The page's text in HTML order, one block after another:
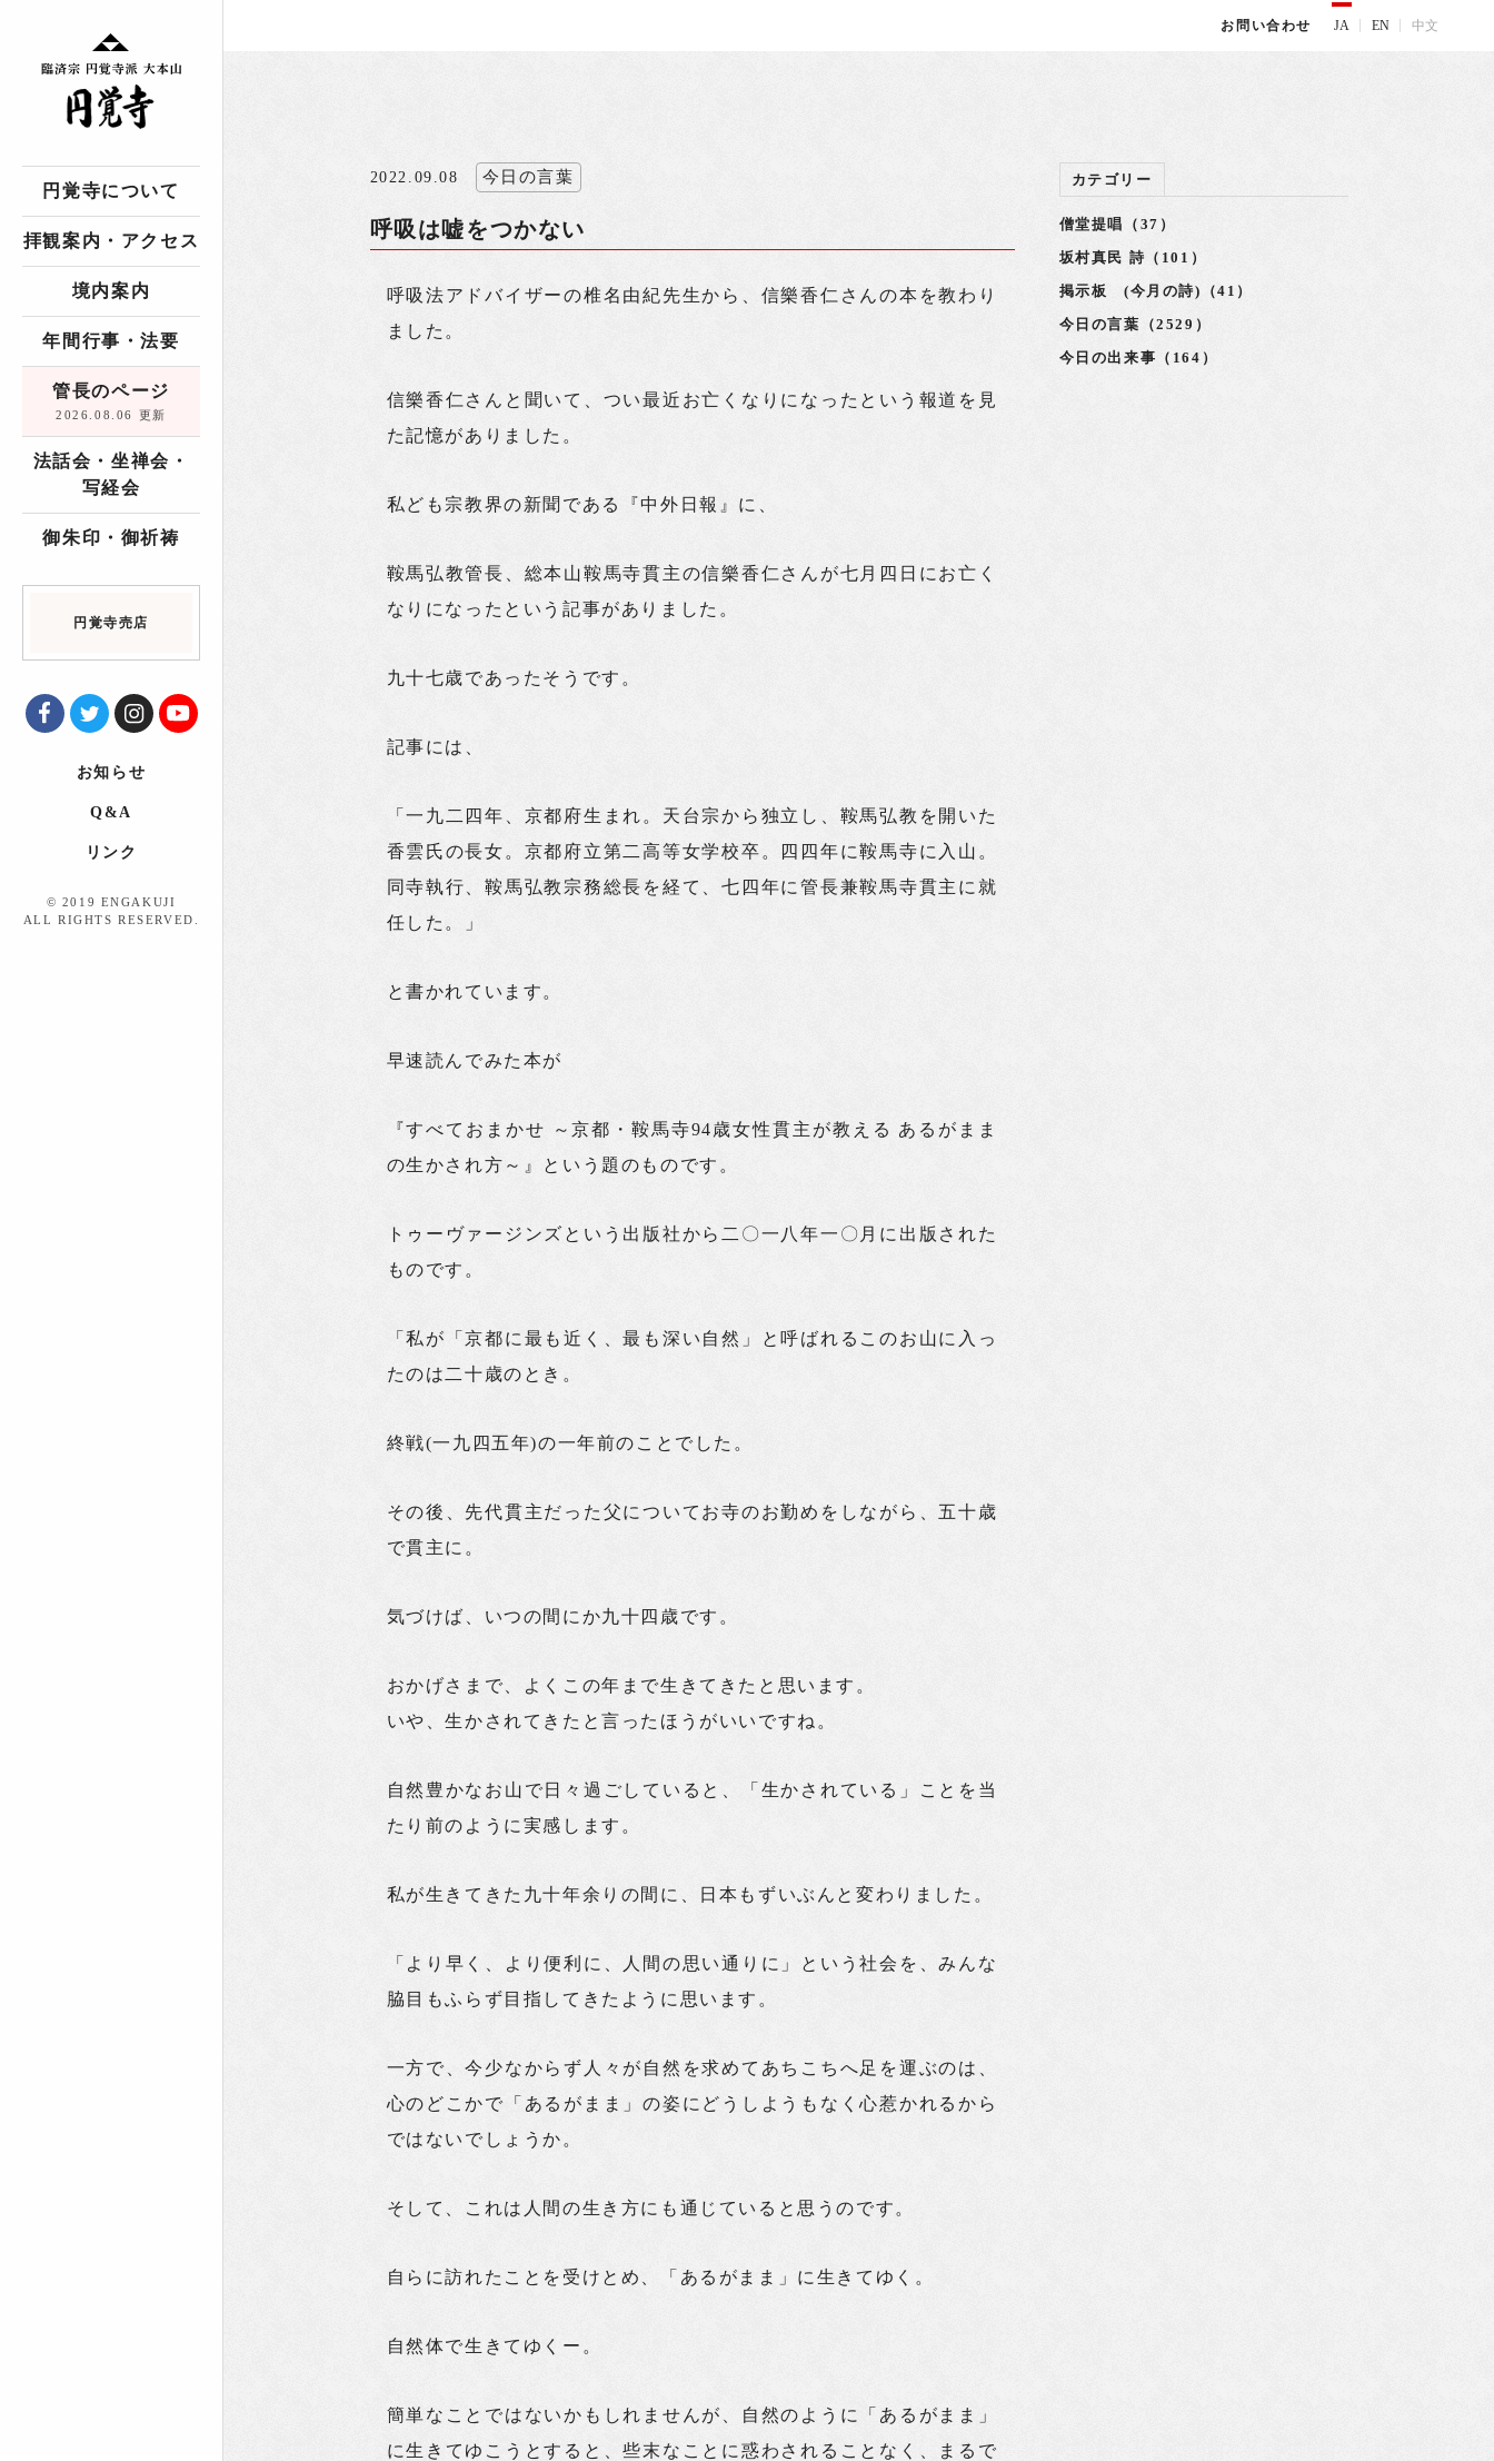
円覚寺について
拝観案内・アクセス
境内案内
年間行事・法要
管長のページ
2026.08.06 更新
法話会・坐禅会・
写経会
御朱印・御祈祷
円覚寺売店
お知らせ
Q&A
リンク
© 2019 ENGAKUJI
ALL RIGHTS RESERVED.
お問い合わせ JA EN 中文
2022.09.08 今日の言葉
呼吸は嘘をつかない
呼吸法アドバイザーの椎名由紀先生から、信樂香仁さんの本を教わり
ました。
信樂香仁さんと聞いて、つい最近お亡くなりになったという報道を見
た記憶がありました。
私ども宗教界の新聞である『中外日報』に、
鞍馬弘教管長、総本山鞍馬寺貫主の信樂香仁さんが七月四日にお亡く
なりになったという記事がありました。
九十七歳であったそうです。
記事には、
「一九二四年、京都府生まれ。天台宗から独立し、鞍馬弘教を開いた
香雲氏の長女。京都府立第二高等女学校卒。四四年に鞍馬寺に入山。
同寺執行、鞍馬弘教宗務総長を経て、七四年に管長兼鞍馬寺貫主に就
任した。」
と書かれています。
早速読んでみた本が
『すべておまかせ ～京都・鞍馬寺94歳女性貫主が教える あるがまま
の生かされ方～』という題のものです。
トゥーヴァージンズという出版社から二〇一八年一〇月に出版された
ものです。
「私が「京都に最も近く、最も深い自然」と呼ばれるこのお山に入っ
たのは二十歳のとき。
終戦(一九四五年)の一年前のことでした。
その後、先代貫主だった父についてお寺のお勤めをしながら、五十歳
で貫主に。
気づけば、いつの間にか九十四歳です。
おかげさまで、よくこの年まで生きてきたと思います。
いや、生かされてきたと言ったほうがいいですね。
自然豊かなお山で日々過ごしていると、「生かされている」ことを当
たり前のように実感します。
私が生きてきた九十年余りの間に、日本もずいぶんと変わりました。
「より早く、より便利に、人間の思い通りに」という社会を、みんな
脇目もふらず目指してきたように思います。
一方で、今少なからず人々が自然を求めてあちこちへ足を運ぶのは、
心のどこかで「あるがまま」の姿にどうしようもなく心惹かれるから
ではないでしょうか。
そして、これは人間の生き方にも通じていると思うのです。
自らに訪れたことを受けとめ、「あるがまま」に生きてゆく。
自然体で生きてゆくー。
簡単なことではないかもしれませんが、自然のように「あるがまま」
に生きてゆこうとすると、些末なことに惑わされることなく、まるで
カテゴリー
僧堂提唱（37）
坂村真民 詩（101）
掲示板 (今月の詩)（41）
今日の言葉（2529）
今日の出来事（164）